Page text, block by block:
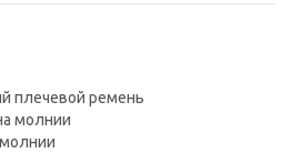
плечевой ремень
молнии